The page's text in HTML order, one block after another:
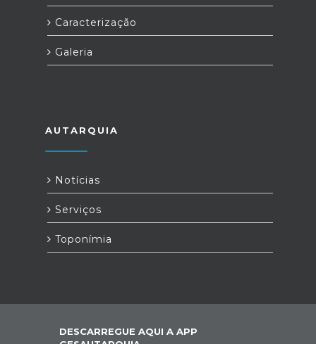
Caracterização
Galeria
AUTARQUIA
Notícias
Serviços
Toponímia
DESCARREGUE AQUI A APP